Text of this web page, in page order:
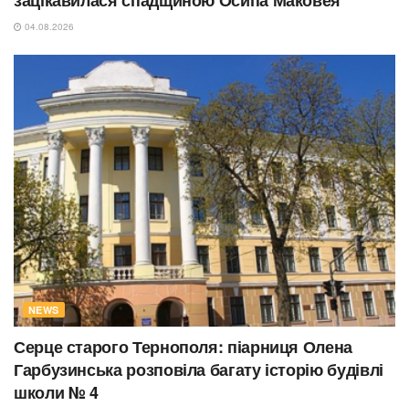
04.08.2026
NEWS
Серце старого Тернополя: піарниця Олена
Гарбузинська розповіла багату історію будівлі
школи № 4